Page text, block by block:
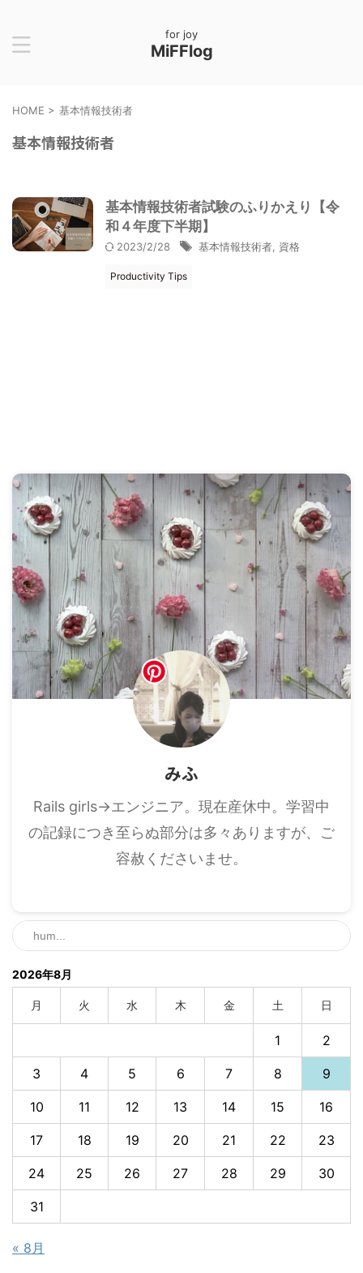
for joy
MiFFlog
HOME > 基本情報技術者
基本情報技術者
基本情報技術者試験のふりかえり【令
和４年度下半期】
2023/2/28 基本情報技術者 資格
Productivity Tips
みふ
Rails girls→エンジニア。現在産休中。学習中
の記録につき至らぬ部分は多々ありますが、ご
容赦くださいませ。
2026年8月
月 火 水 木 金 土 日
1 2
3 4 5 6 7 8 9
10 11 12 13 14 15 16
17 18 19 20 21 22 23
24 25 26 27 28 29 30
31
« 8月